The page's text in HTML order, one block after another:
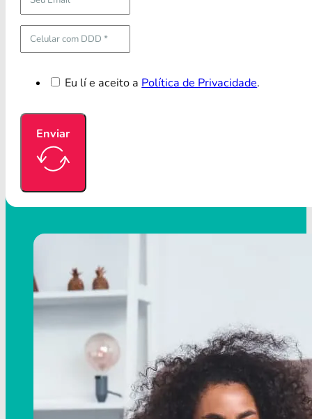
Eu lí e aceito a Política de Privacidade.
Enviar